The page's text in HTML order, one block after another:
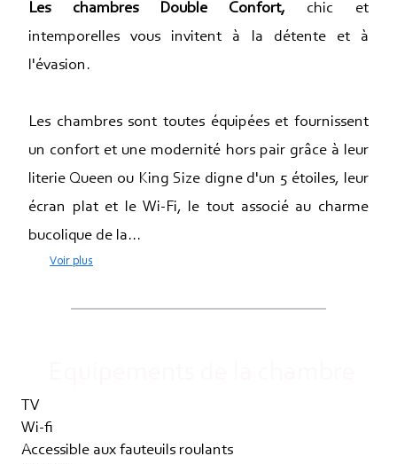
Les chambres Double Confort, chic et
intemporelles vous invitent à la détente et à
l'évasion.
Les chambres sont toutes équipées et fournissent
un confort et une modernité hors pair grâce à leur
literie Queen ou King Size digne d'un 5 étoiles, leur
écran plat et le Wi-Fi, le tout associé au charme
bucolique de la...
Voir plus
TV
Wi-fi
Accessible aux fauteuils roulants